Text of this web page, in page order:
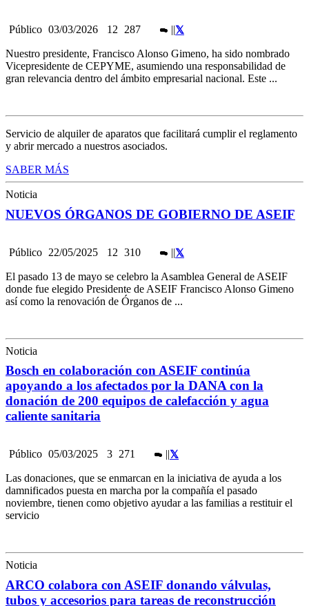
Público 03/03/2026 12 287 ||
Nuestro presidente, Francisco Alonso Gimeno, ha sido nombrado
Vicepresidente de CEPYME, asumiendo una responsabilidad de
gran relevancia dentro del ámbito empresarial nacional. Este ...
Servicio de alquiler de aparatos que facilitará cumplir el reglamento
y abrir mercado a nuestros asociados.
SABER MÁS
Noticia
NUEVOS ÓRGANOS DE GOBIERNO DE ASEIF
Público 22/05/2025 12 310 ||
El pasado 13 de mayo se celebro la Asamblea General de ASEIF
donde fue elegido Presidente de ASEIF Francisco Alonso Gimeno
así como la renovación de Órganos de ...
Noticia
Bosch en colaboración con ASEIF continúa
apoyando a los afectados por la DANA con la
donación de 200 equipos de calefacción y agua
caliente sanitaria
Público 05/03/2025 3 271 ||
Las donaciones, que se enmarcan en la iniciativa de ayuda a los
damnificados puesta en marcha por la compañía el pasado
noviembre, tienen como objetivo ayudar a las familias a restituir el
servicio
Noticia
ARCO colabora con ASEIF donando válvulas,
tubos y accesorios para tareas de reconstrucción